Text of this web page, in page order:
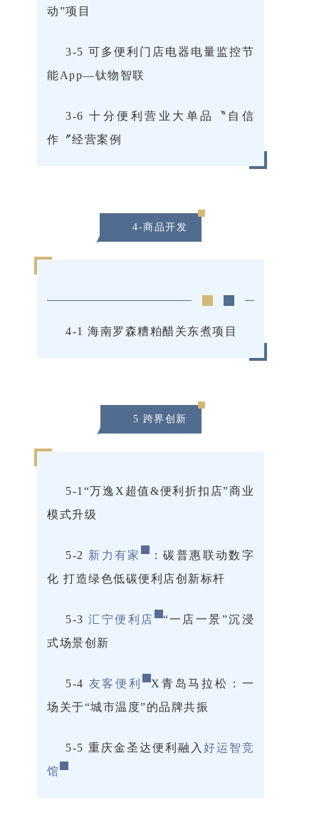
动”项目
3-5 可多便利门店电器电量监控节
能App—钛物智联
3-6 十分便利营业大单品〝自信
作〞经营案例
4-商品开发
4-1 海南罗森糟粕醋关东煮项目
5 跨界创新
5-1“万逸X超值&便利折扣店”商业
模式升级
5-2 新力有家
：碳普惠联动数字
化 打造绿色低碳便利店创新标杆
5-3汇宁便利店
“一店一景”沉浸
式场景创新
5-4 友客便利
X青岛马拉松：一
场关于“城市温度”的品牌共振
5-5 重庆金圣达便利融入 好运智竞
馆